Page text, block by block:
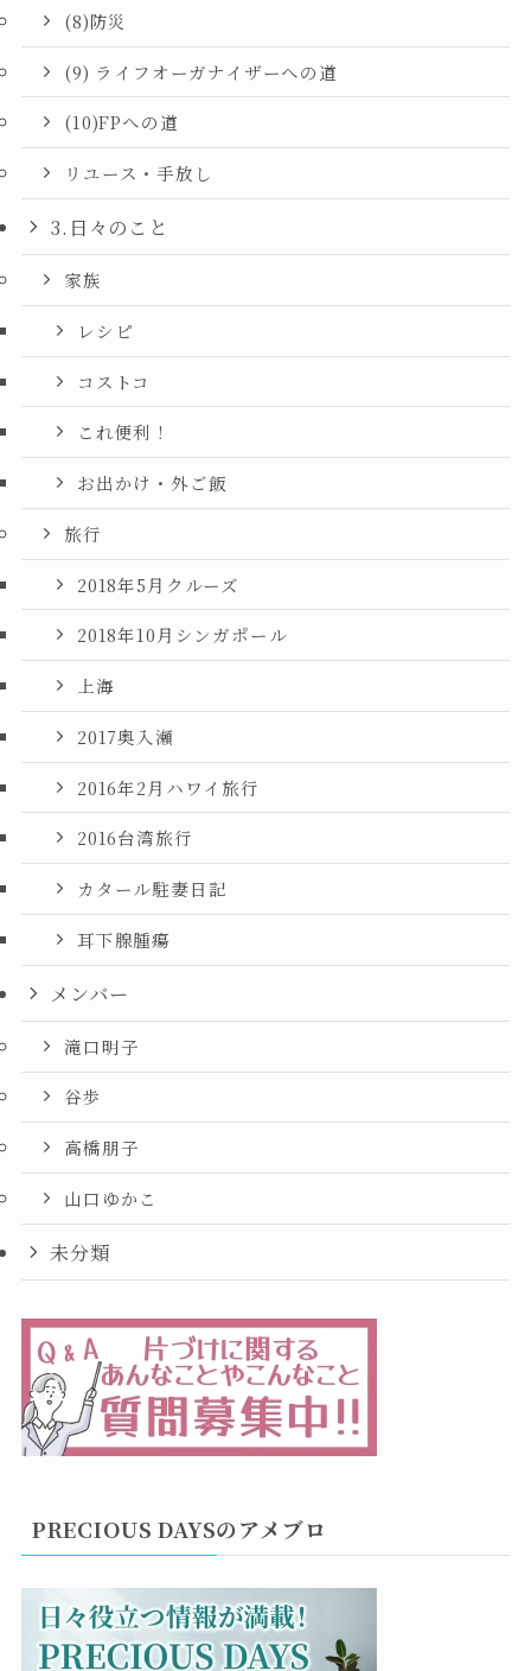
(8)防災
(9) ライフオーガナイザーへの道
(10)FPへの道
リユース・手放し
3.日々のこと
家族
レシピ
コストコ
これ便利！
お出かけ・外ご飯
旅行
2018年5月クルーズ
2018年10月シンガポール
上海
2017奥入瀬
2016年2月ハワイ旅行
2016台湾旅行
カタール駐妻日記
耳下腺腫瘍
メンバー
滝口明子
谷歩
高橋朋子
山口ゆかこ
未分類
PRECIOUS DAYSのアメブロ